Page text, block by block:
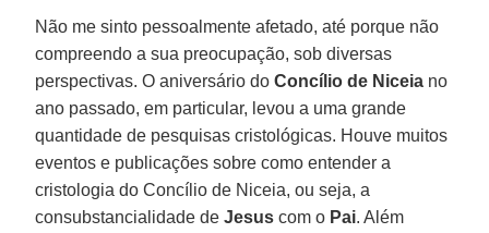
Não me sinto pessoalmente afetado, até porque não
compreendo a sua preocupação, sob diversas
perspectivas. O aniversário do Concílio de Niceia no
ano passado, em particular, levou a uma grande
quantidade de pesquisas cristológicas. Houve muitos
eventos e publicações sobre como entender a
cristologia do Concílio de Niceia, ou seja, a
consubstancialidade deJesus com o Pai. Além